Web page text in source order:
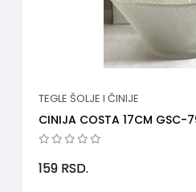
TEGLE ŠOLJE I ČINIJE
CINIJA COSTA 17CM GSC-
159 RSD.